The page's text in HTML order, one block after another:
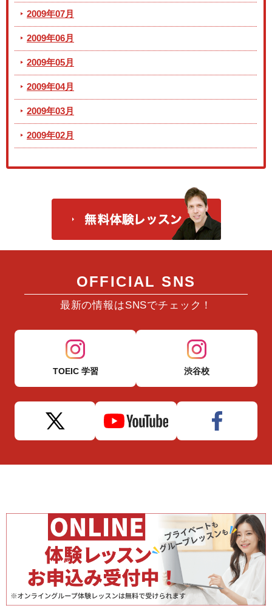
2009年07月
2009年06月
2009年05月
2009年04月
2009年03月
2009年02月
OFFICIAL SNS
最新の情報はSNSでチェック！
TOEIC 学習 渋谷校